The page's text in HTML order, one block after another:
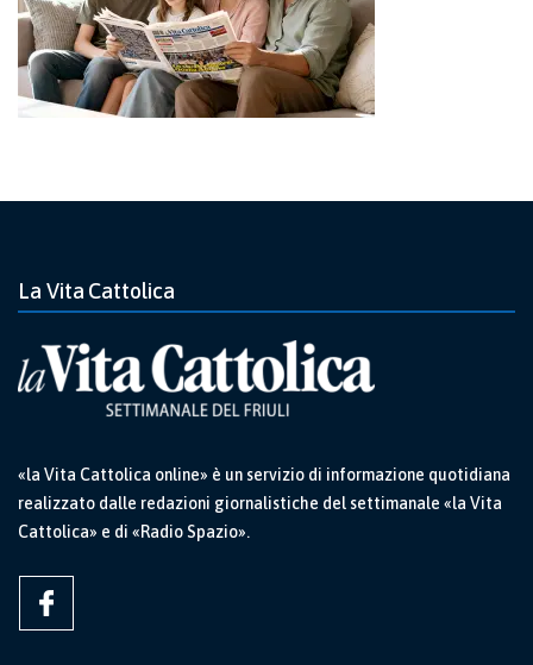
La Vita Cattolica
«la Vita Cattolica online» è un servizio di informazione quotidiana
realizzato dalle redazioni giornalistiche del settimanale «la Vita
Cattolica» e di «Radio Spazio».